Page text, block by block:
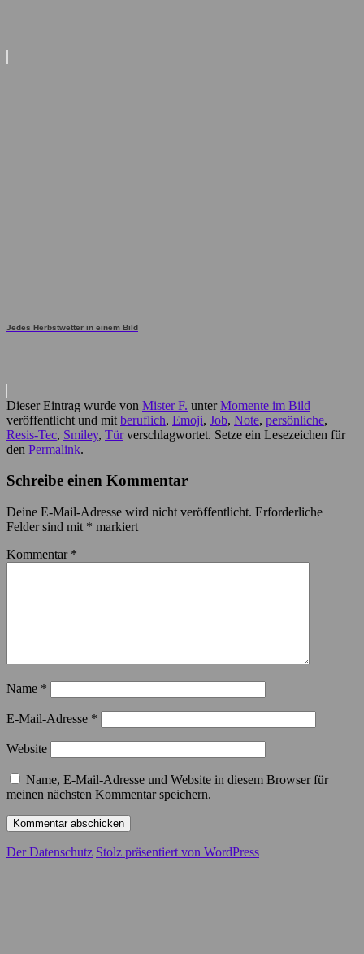
Jedes Herbstwetter in einem Bild
Dieser Eintrag wurde von Mister F. unterMomente im Bild
veröffentlicht und mit beruflich, Emoji, Job, Note, persönliche,
Resis-Tec, Smiley, Türverschlagwortet. Setze ein Lesezeichen für
den Permalink.
Schreibe einen Kommentar
Deine E-Mail-Adresse wird nicht veröffentlicht. Erforderliche
Felder sind mit * markiert
Kommentar *
Name *
E-Mail-Adresse *
Website
Name, E-Mail-Adresse und Website in diesem Browser für
meinen nächsten Kommentar speichern.
Der Datenschutz Stolz präsentiert von WordPress